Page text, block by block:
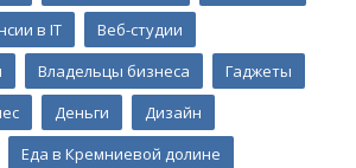
в IT
Веб-студии
Владельцы бизнеса
Гаджеты
Деньги
Дизайн
Еда в Кремниевой долине